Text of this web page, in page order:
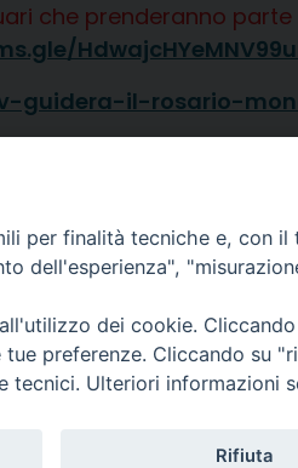
che prenderanno
guidera-il-rosario-
di
per finalità tecniche e, con
dell'esperienza",
dei cookie.
preferenze. Cliccando su
tecnici. Ulteriori informazioni
Rifiuta